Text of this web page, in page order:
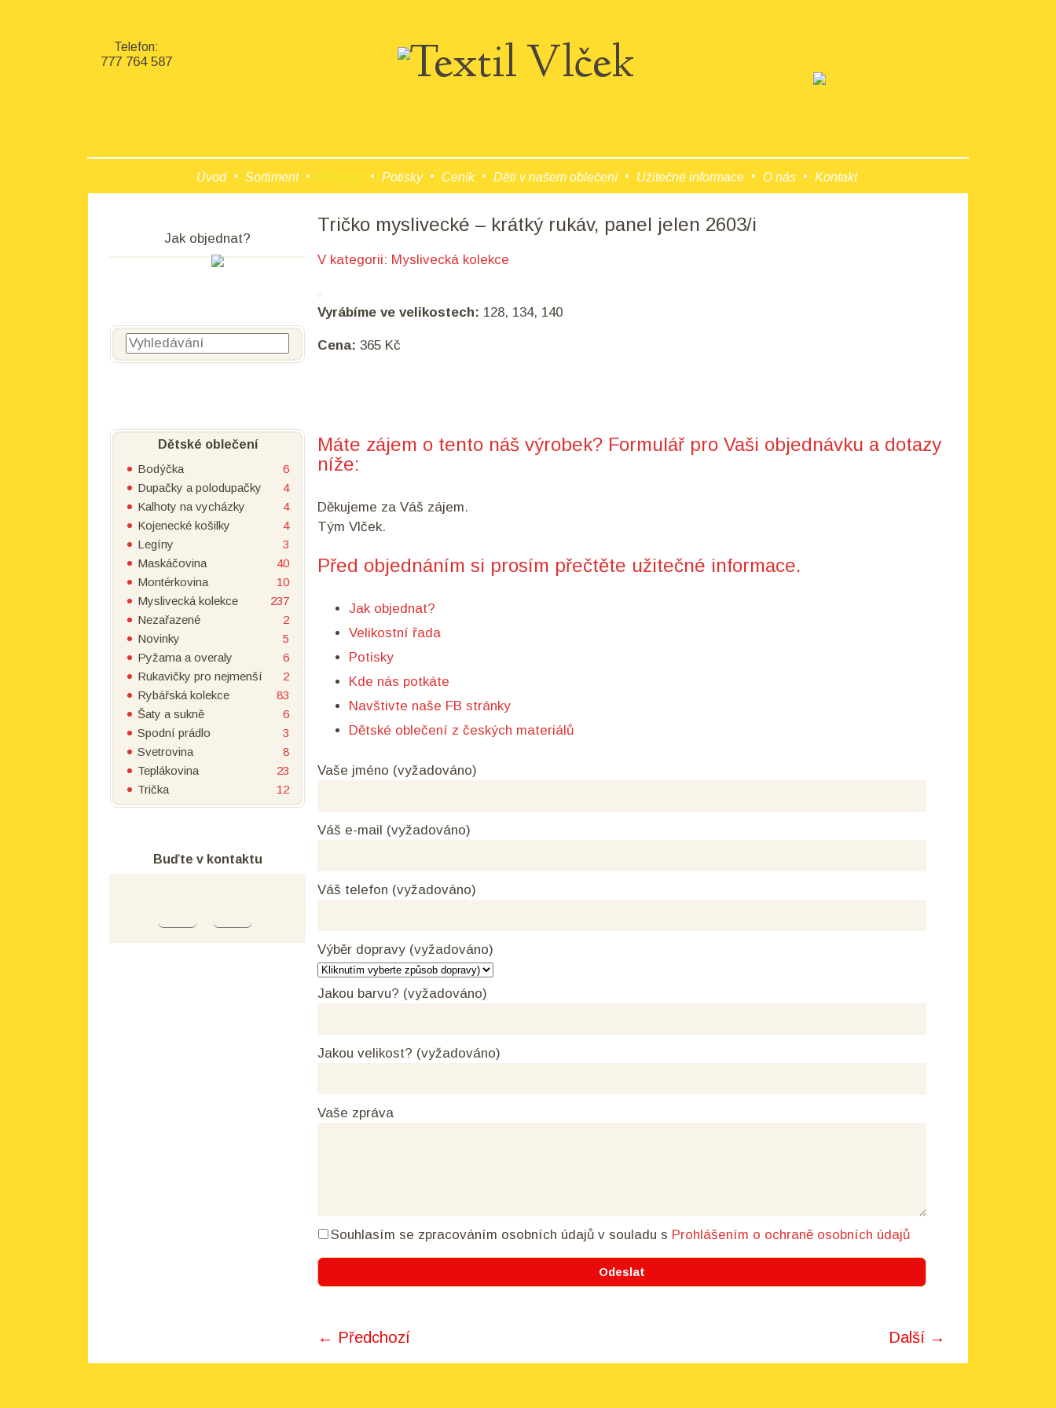
Telefon:
777 764 587
Úvod Sortiment Potisky Ceník Děti v našem oblečení Užitečné informace O nás Kontakt
Tričko myslivecké – krátký rukáv, panel jelen 2603/i
V kategorii: Myslivecká kolekce
Vyrábíme ve velikostech: 128, 134, 140
Cena: 365 Kč
Máte zájem o tento náš výrobek? Formulář pro Vaši objednávku a dotazy
níže:
Děkujeme za Váš zájem.
Tým Vlček.
Před objednáním si prosím přečtěte užitečné informace.
Jak objednat?
Velikostní řada
Potisky
Kde nás potkáte
Navštivte naše FB stránky
Dětské oblečení z českých materiálů
Vaše jméno (vyžadováno)
Váš e-mail (vyžadováno)
Váš telefon (vyžadováno)
Výběr dopravy (vyžadováno)
Jakou barvu? (vyžadováno)
Jakou velikost? (vyžadováno)
Vaše zpráva
Souhlasím se zpracováním osobních údajů v souladu s Prohlášením o ochraně osobních údajů
← Předchozí Další →
Jak objednat?
Vyhledávání
Dětské oblečení
Bodýčka
6
Dupačky a polodupačky
4
Kalhoty na vycházky
4
Kojenecké košilky
4
Legíny
3
Maskáčovina
40
Montérkovina
10
Myslivecká kolekce
237
Nezařazené
2
Novinky
5
Pyžama a overaly
6
Rukavičky pro nejmenší
2
Rybářská kolekce
83
Šaty a sukně
6
Spodní prádlo
3
Svetrovina
8
Teplákovina
23
Trička
12
Buďte v kontaktu